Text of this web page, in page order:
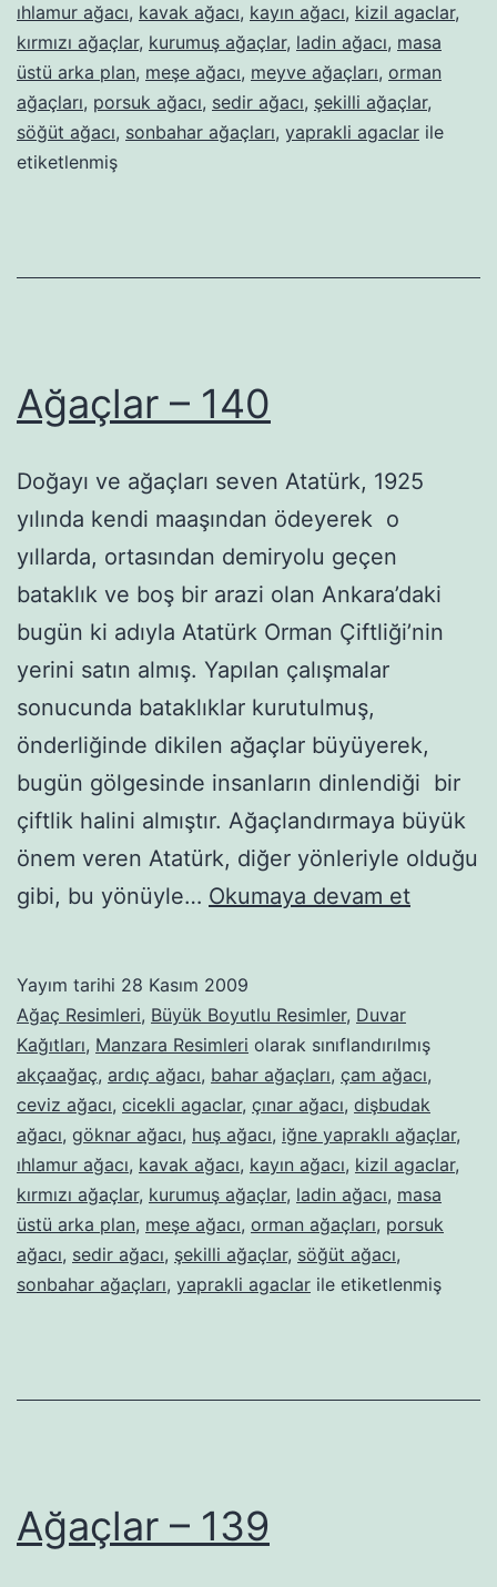
ıhlamur ağacı, kavak ağacı, kayın ağacı, kizil agaclar,
kırmızı ağaçlar, kurumuş ağaçlar, ladin ağacı, masa
üstü arka plan, meşe ağacı, meyve ağaçları, orman
ağaçları, porsuk ağacı, sedir ağacı, şekilli ağaçlar,
söğüt ağacı, sonbahar ağaçları, yaprakli agaclar ile
etiketlenmiş
Ağaçlar – 140
Doğayı ve ağaçları seven Atatürk, 1925
yılında kendi maaşından ödeyerek o
yıllarda, ortasından demiryolu geçen
bataklık ve boş bir arazi olan Ankara’daki
bugün ki adıyla Atatürk Orman Çiftliği’nin
yerini satın almış. Yapılan çalışmalar
sonucunda bataklıklar kurutulmuş,
önderliğinde dikilen ağaçlar büyüyerek,
bugün gölgesinde insanların dinlendiği bir
çiftlik halini almıştır. Ağaçlandırmaya büyük
önem veren Atatürk, diğer yönleriyle olduğu
gibi, bu yönüyle… Okumaya devam etAğaçlar
Yayım tarihi 28 Kasım 2009
Ağaç Resimleri, Büyük Boyutlu Resimler, Duvar
Kağıtları, Manzara Resimleri olarak sınıflandırılmış
akçaağaç, ardıç ağacı, bahar ağaçları, çam ağacı,
ceviz ağacı, cicekli agaclar, çınar ağacı, dişbudak
ağacı, göknar ağacı, huş ağacı, iğne yapraklı ağaçlar,
ıhlamur ağacı, kavak ağacı, kayın ağacı, kizil agaclar,
kırmızı ağaçlar, kurumuş ağaçlar, ladin ağacı, masa
üstü arka plan, meşe ağacı, orman ağaçları, porsuk
ağacı, sedir ağacı, şekilli ağaçlar, söğüt ağacı,
sonbahar ağaçları, yaprakli agaclar ile etiketlenmiş
Ağaçlar – 139